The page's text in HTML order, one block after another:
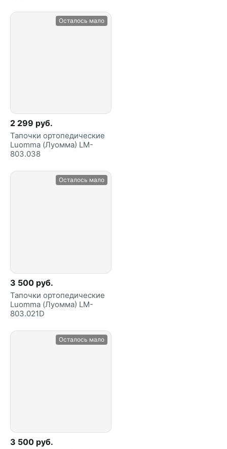
Осталось мало
2 299 руб.
Тапочки ортопедические
Luomma (Луомма) LM-
803.038
Осталось мало
3 500 руб.
Тапочки ортопедические
Luomma (Луомма) LM-
803.021D
Осталось мало
3 500 руб.